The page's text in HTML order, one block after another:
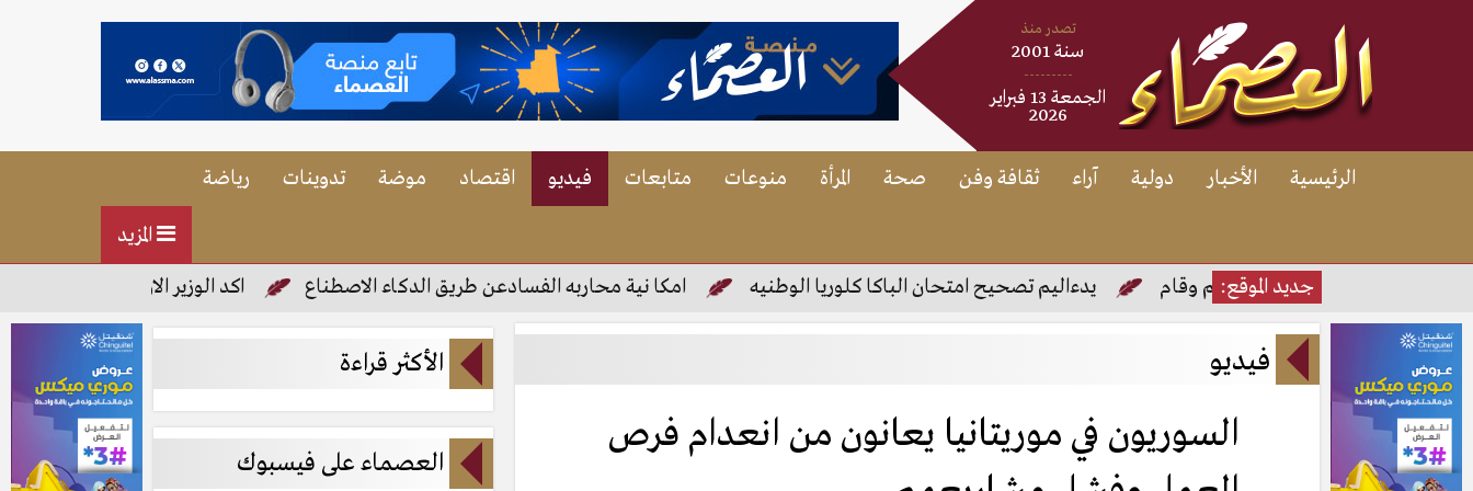
تصدر منذ
سنة 2001
---------
الجمعة 13 فبراير
2026
الرئيسية الأخبار دولية آراء ثقافة وفن صحة المرأة منوعات متابعات فيديو اقتصاد موضة تدوينات رياضة
المزيد
جديد الموقع:
اكد الوزير الاول على صفحته فى امكا نية محاربه الفسادعن طريق الدكاء الاصطناع يدءاليم تصحيح امتحان الباكا كلوريا الوطنيه الافراج عن مريم وقام
فيديو
السوريون في موريتانيا يعانون من انعدام فرص
الأكثر قراءة
العصماء على فيسبوك